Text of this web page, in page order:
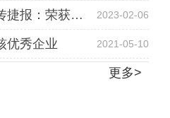
陕煤建设新城公司再传捷报：荣获高新技术企业证书 2023-02-06
优秀企业 2021-05-10
更多>